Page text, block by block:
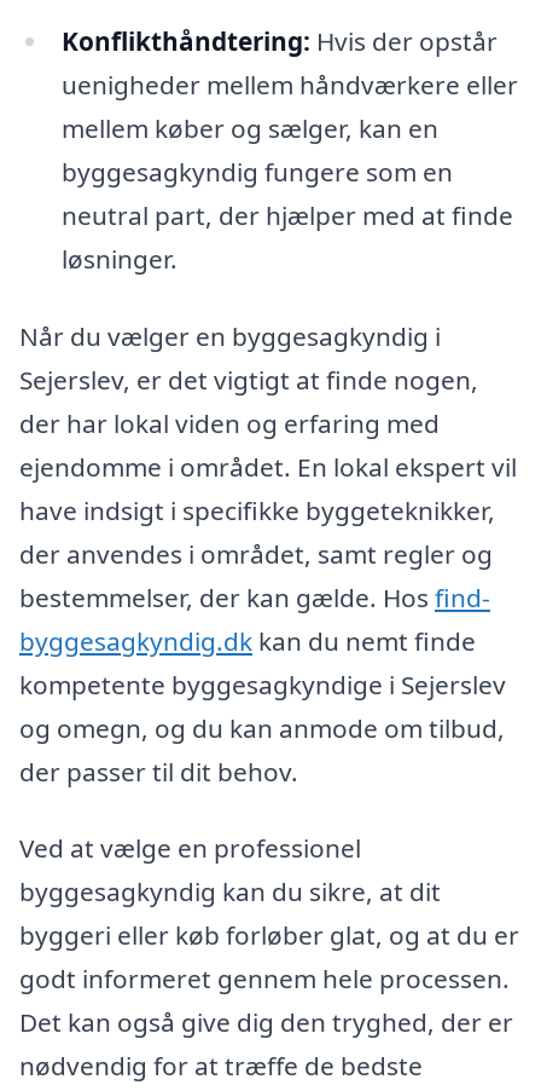
Konflikthåndtering: Hvis der opstår
uenigheder mellem håndværkere eller
mellem køber og sælger, kan en
byggesagkyndig fungere som en
neutral part, der hjælper med at finde
løsninger.
Når du vælger en byggesagkyndig i
Sejerslev, er det vigtigt at finde nogen,
der har lokal viden og erfaring med
ejendomme i området. En lokal ekspert vil
have indsigt i specifikke byggeteknikker,
der anvendes i området, samt regler og
bestemmelser, der kan gælde. Hos find-
byggesagkyndig.dk kan du nemt finde
kompetente byggesagkyndige i Sejerslev
og omegn, og du kan anmode om tilbud,
der passer til dit behov.
Ved at vælge en professionel
byggesagkyndig kan du sikre, at dit
byggeri eller køb forløber glat, og at du er
godt informeret gennem hele processen.
Det kan også give dig den tryghed, der er
nødvendig for at træffe de bedste